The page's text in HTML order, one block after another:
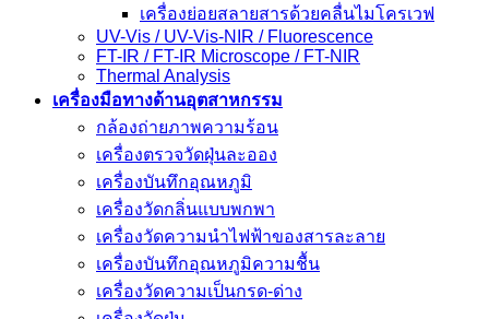
เครื่องย่อยสลายสารด้วยคลื่นไมโครเวฟ
UV-Vis / UV-Vis-NIR / Fluorescence
FT-IR / FT-IR Microscope / FT-NIR
Thermal Analysis
เครื่องมือทางด้านอุตสาหกรรม
กล้องถ่ายภาพความร้อน
เครื่องตรวจวัดฝุ่นละออง
เครื่องบันทึกอุณหภูมิ
เครื่องวัดกลิ่นแบบพกพา
เครื่องวัดความนําไฟฟ้าของสารละลาย
เครื่องบันทึกอุณหภูมิความชื้น
เครื่องวัดความเป็นกรด-ด่าง